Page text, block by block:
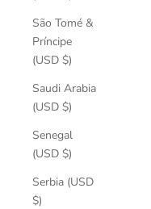
São Tomé &
Príncipe
(USD $)
Saudi Arabia
(USD $)
Senegal
(USD $)
Serbia (USD
$)